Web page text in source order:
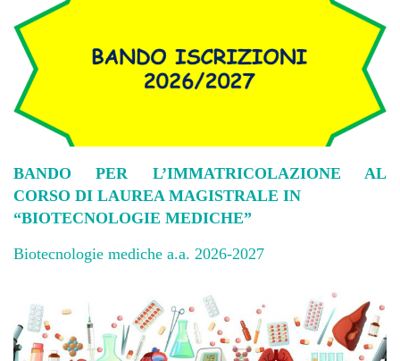
BANDO PER L’IMMATRICOLAZIONE AL
CORSO DI LAUREA MAGISTRALE IN
“BIOTECNOLOGIE MEDICHE”
Biotecnologie mediche a.a. 2026-2027